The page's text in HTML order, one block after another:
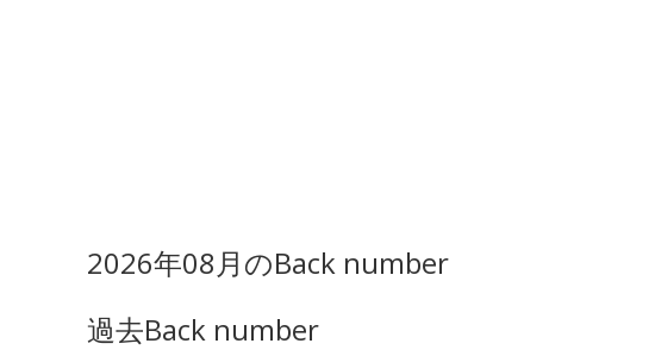
2026年08月のBack number
過去Back number